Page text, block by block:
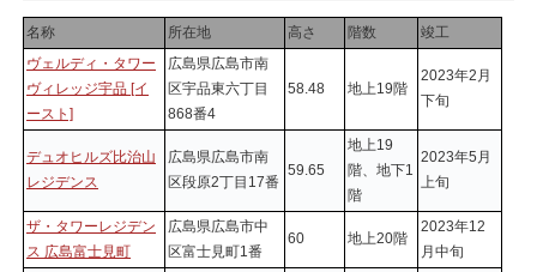
名称 所在地 高さ 階数
竣工
ヴェルディ・タワー
ヴィレッジ宇品 [イ
ースト]
広島県広島市南
区宇品東六丁目
868番4
58.48 地上19階
2023年2月
下旬
デュオヒルズ比治山
レジデンス
広島県広島市南
区段原2丁目17番
59.65
地上19
階、地下1
階
2023年5月
上旬
ザ・タワーレジデン
ス 広島富士見町
広島県広島市中
区富士見町1番
60 地上20階
2023年12
月中旬